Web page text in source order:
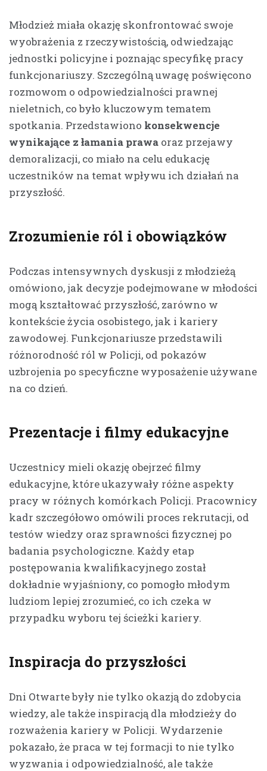
Młodzież miała okazję skonfrontować swoje
wyobrażenia z rzeczywistością, odwiedzając
jednostki policyjne i poznając specyfikę pracy
funkcjonariuszy. Szczególną uwagę poświęcono
rozmowom o odpowiedzialności prawnej
nieletnich, co było kluczowym tematem
spotkania. Przedstawiono konsekwencje
wynikające z łamania prawa oraz przejawy
demoralizacji, co miało na celu edukację
uczestników na temat wpływu ich działań na
przyszłość.
Zrozumienie ról i obowiązków
Podczas intensywnych dyskusji z młodzieżą
omówiono, jak decyzje podejmowane w młodości
mogą kształtować przyszłość, zarówno w
kontekście życia osobistego, jak i kariery
zawodowej. Funkcjonariusze przedstawili
różnorodność ról w Policji, od pokazów
uzbrojenia po specyficzne wyposażenie używane
na co dzień.
Prezentacje i filmy edukacyjne
Uczestnicy mieli okazję obejrzeć filmy
edukacyjne, które ukazywały różne aspekty
pracy w różnych komórkach Policji. Pracownicy
kadr szczegółowo omówili proces rekrutacji, od
testów wiedzy oraz sprawności fizycznej po
badania psychologiczne. Każdy etap
postępowania kwalifikacyjnego został
dokładnie wyjaśniony, co pomogło młodym
ludziom lepiej zrozumieć, co ich czeka w
przypadku wyboru tej ścieżki kariery.
Inspiracja do przyszłości
Dni Otwarte były nie tylko okazją do zdobycia
wiedzy, ale także inspiracją dla młodzieży do
rozważenia kariery w Policji. Wydarzenie
pokazało, że praca w tej formacji to nie tylko
wyzwania i odpowiedzialność, ale także